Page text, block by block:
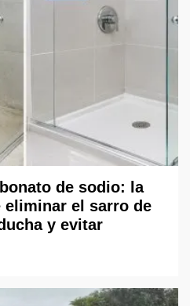
de sodio: la
eliminar el sarro de
y evitar